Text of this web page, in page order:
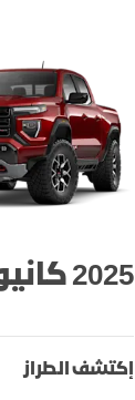
2025 كانيون AT4X
إكتشف الطراز